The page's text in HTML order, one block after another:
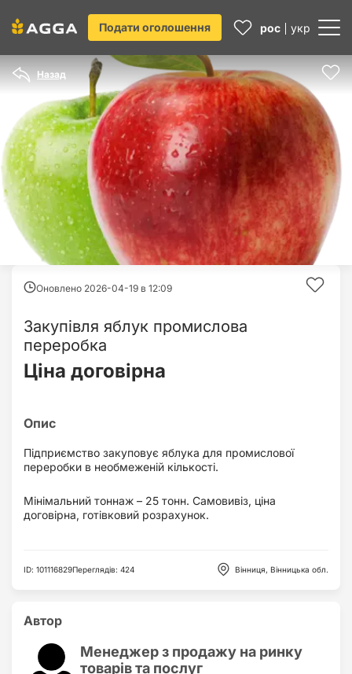
Подати оголошення рос укр
Назад
Оновлено 2026-04-19 в 12:09
Закупівля яблук промислова
переробка
Ціна договірна
Підприємство закуповує яблука для промислової
переробки в необмеженій кількості.
Мінімальний тоннаж – 25 тонн. Самовивіз, ціна
договірна, готівковий розрахунок.
ID: 101116829Переглядів: 424 Вінниця, Вінницька обл.
Автор
Менеджер з продажу на ринку
товарів та послуг